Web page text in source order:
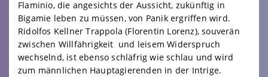
Flaminio, die angesichts der Aussicht, zukünftig in
Bigamie leben zu müssen, von Panik ergriffen wird.
Ridolfos Kellner Trappola (Florentin Lorenz), souverän
zwischen Willfährigkeit und leisem Widerspruch
wechselnd, ist ebenso schläfrig wie schlau und wird
zum männlichen Hauptagierenden in der Intrige.